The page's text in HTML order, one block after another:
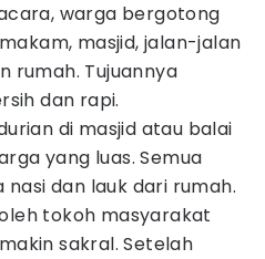
warga bergotong
masjid, jalan-jalan
rumah. Tujuannya
dan rapi.
di masjid atau balai
yang luas. Semua
dan lauk dari rumah.
tokoh masyarakat
sakral. Setelah